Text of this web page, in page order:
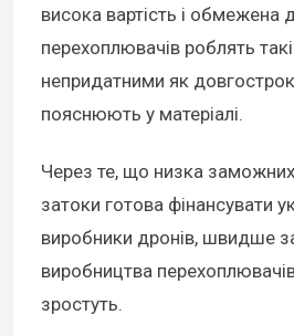
висока вартість і обмежена
перехоплювачів роблять
непридатними як
пояснюють у матеріалі.
Через те, що низка
затоки готова фінансувати
виробники дронів, швидше
виробництва
зростуть.